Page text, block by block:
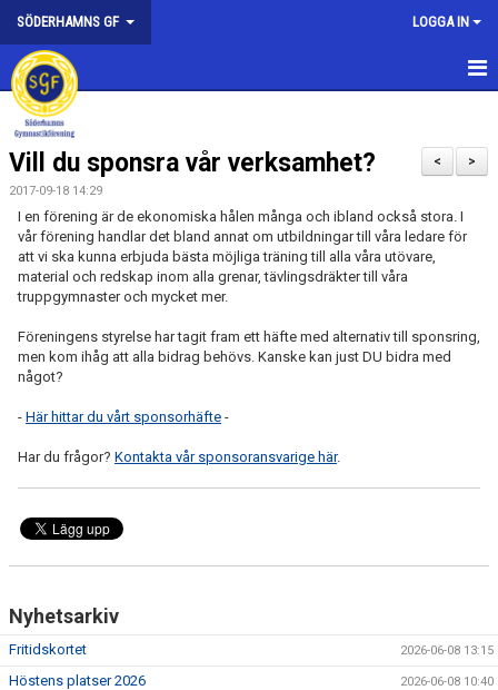
SÖDERHAMNS GF LOGGA IN
HEM
NYHETER
FÖRENINGEN
KONTAKTA OSS
HEDERSMEDLEMMAR
SPONSORER
FÖRENINGEN I MEDIA
>
<
Vill du sponsra vår verksamhet?
2017-09-18 14:29
I en förening är de ekonomiska hålen många och ibland också stora. I
vår förening handlar det bland annat om utbildningar till våra ledare för
att vi ska kunna erbjuda bästa möjliga träning till alla våra utövare,
material och redskap inom alla grenar, tävlingsdräkter till våra
truppgymnaster och mycket mer.
Föreningens styrelse har tagit fram ett häfte med alternativ till sponsring,
men kom ihåg att alla bidrag behövs. Kanske kan just DU bidra med
något?
- Här hittar du vårt sponsorhäfte -
Har du frågor? Kontakta vår sponsoransvarige här.
Nyhetsarkiv
Fritidskortet 2026-06-08 13:15
Höstens platser 2026 2026-06-08 10:40